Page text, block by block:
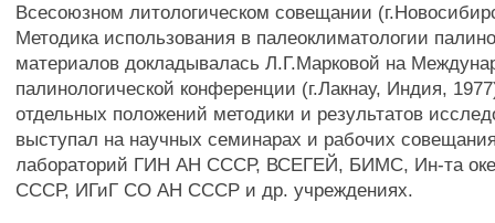
Всесоюзном литологическом совещании
Методика использования в палеоклиматологии
материалов докладывалась Л.Г.Марковой на
палинологической конференции (г.Лакнау, Индия,
отдельных положений методики и результатов
выступал на научных семинарах и рабочих
лабораторий ГИН АН СССР, ВСЕГЕЙ, БИМС, Ин-та
СССР, ИГиГ СО АН СССР и др. учреждениях.